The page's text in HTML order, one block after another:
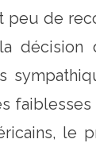
de
décision